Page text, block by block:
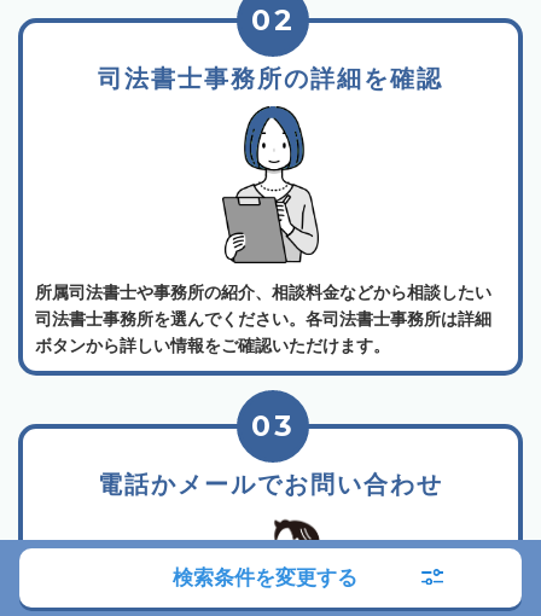
司法書士事務所の詳細を確認
02
所属司法書士や事務所の紹介、相談料金などから相談したい
司法書士事務所を選んでください。各司法書士事務所は詳細
ボタンから詳しい情報をご確認いただけます。
電話かメールでお問い合わせ
03
検索条件を変更する